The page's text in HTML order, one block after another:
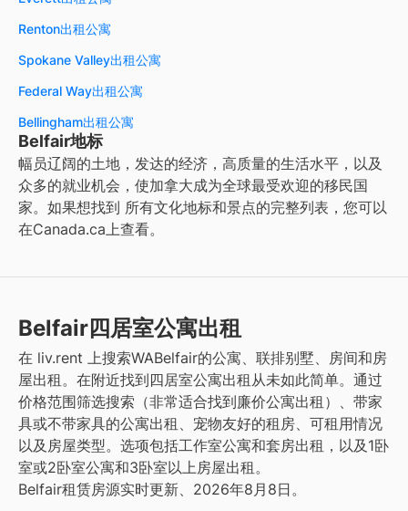
Renton出租公寓
Spokane Valley出租公寓
Federal Way出租公寓
Bellingham出租公寓
Belfair地标
幅员辽阔的土地，发达的经济，高质量的生活水平，以及
众多的就业机会，使加拿大成为全球最受欢迎的移民国
家。如果想找到 所有文化地标和景点的完整列表，您可以
在Canada.ca上查看。
Belfair四居室公寓出租
在 liv.rent 上搜索WABelfair的公寓、联排别墅、房间和房
屋出租。在附近找到四居室公寓出租从未如此简单。通过
价格范围筛选搜索（非常适合找到廉价公寓出租）、带家
具或不带家具的公寓出租、宠物友好的租房、可租用情况
以及房屋类型。选项包括工作室公寓和套房出租，以及1卧
室或2卧室公寓和3卧室以上房屋出租。
Belfair租赁房源实时更新、2026年8月8日。